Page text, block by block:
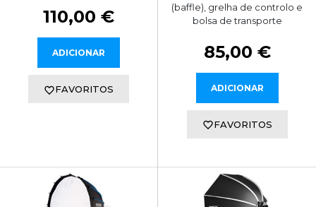
110,00 €
ADICIONAR
FAVORITOS
(baffle), grelha de controlo e
bolsa de transporte
85,00 €
ADICIONAR
FAVORITOS